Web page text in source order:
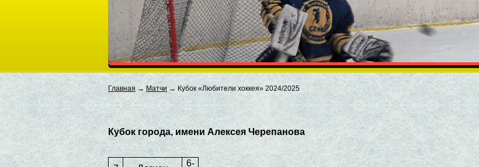
Главная → Матчи → Кубок «Любители хоккея» 2024/2025
Кубок города, имени Алексея Черепанова
6-